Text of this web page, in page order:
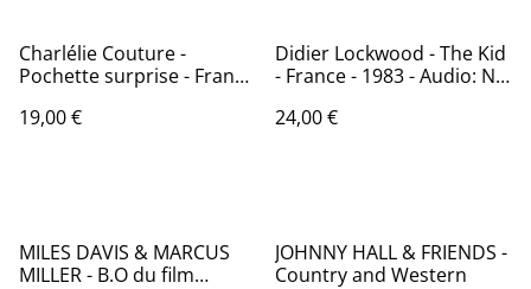
Charlélie Couture -
Pochette surprise - France
6313 145
19,00 €
Didier Lockwood - The Kid
- France - 1983 - Audio: NM
24,00 €
MILES DAVIS & MARCUS
MILLER - B.O du film
JOHNNY HALL & FRIENDS -
Country and Western